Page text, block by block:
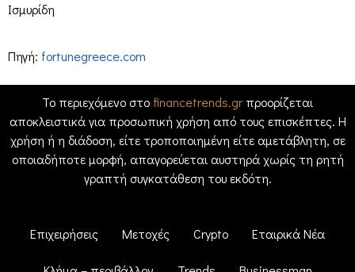
Ισμυρίδη
Πηγή: fortunegreece.com
Το περιεχόμενο στο financetrends.grπροορίζεται
αποκλειστικά για προσωπική χρήση από τους επισκέπτες. Η
χρήση ή η διάδοση, είτε τροποποιημένη είτε αμετάβλητη, σε
οποιαδήποτε μορφή, απαγορεύεται αυστηρά χωρίς τη ρητή
γραπτή συγκατάθεση του εκδότη.
Επιχειρήσεις Μετοχές Crypto Εταιρικά Νέα